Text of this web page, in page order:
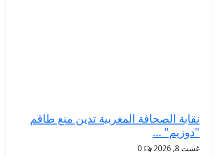
نقابة الصحافة المغربية تدين منع طاقم
"دوزيم" ...
غشت 8, 2026 0